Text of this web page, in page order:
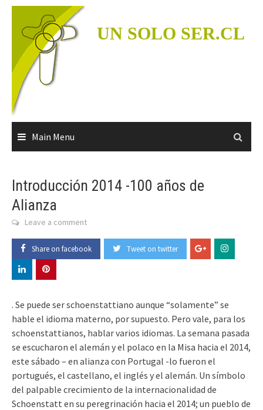
Skip
content
UN SOLO SER.CL
Main Menu
Introducción 2014 -100 años de
Alianza
Leave a comment
Share on facebook Tweet on twitter
. Se puede ser schoenstattiano aunque “solamente” se
hable el idioma materno, por supuesto. Pero vale, para los
schoenstattianos, hablar varios idiomas. La semana pasada
se escucharon el alemán y el polaco en la Misa hacia el 2014,
este sábado – en alianza con Portugal -lo fueron el
portugués, el castellano, el inglés y el alemán. Un símbolo
del palpable crecimiento de la internacionalidad de
Schoenstatt en su peregrinación hacia el 2014; un pueblo de